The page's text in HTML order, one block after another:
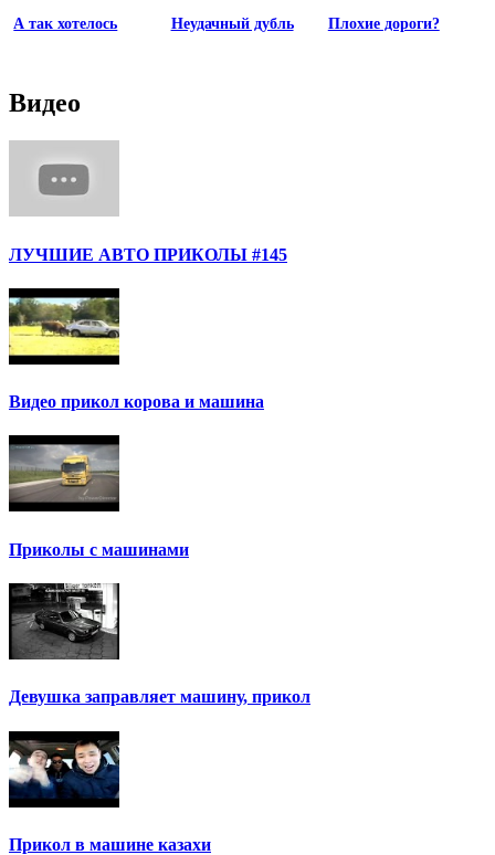
А так хотелось Неудачный дубль Плохие дороги?
Видео
ЛУЧШИЕ АВТО ПРИКОЛЫ #145
Видео прикол корова и машина
Приколы с машинами
Девушка заправляет машину, прикол
Прикол в машине казахи